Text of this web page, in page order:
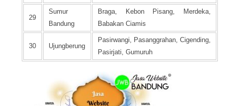
29
Sumur
Bandung
Braga, Kebon Pisang, Merdeka,
Babakan Ciamis
30 Ujungberung
Pasirwangi, Pasanggrahan, Cigending,
Pasirjati, Gumuruh